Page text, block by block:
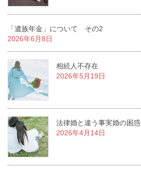
「遺族年金」について その2
2026年6月8日
相続人不存在
2026年5月19日
法律婚と違う事実婚の困惑
2026年4月14日